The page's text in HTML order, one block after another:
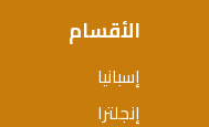
الأقسام
إسبانيا
إنجلترا